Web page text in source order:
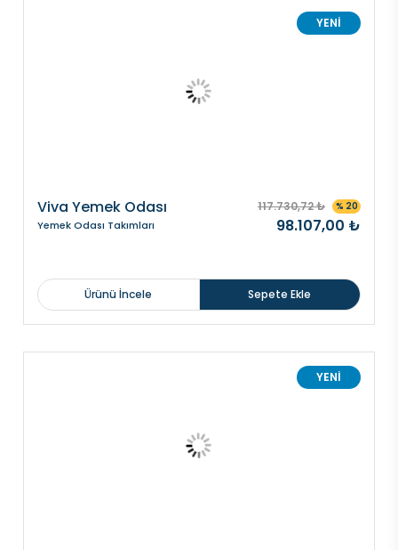
YENİ
Viva Yemek Odası
Yemek Odası Takımları
117.730,72 ₺ % 20
98.107,00 ₺
Ürünü İncele Sepete Ekle
YENİ